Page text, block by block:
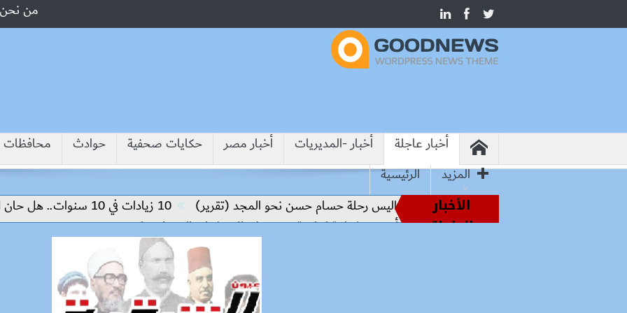
من نحن
أخبار عاجلة أخبار -المديريات أخبار مصر حكايات صحفية حوادث محافظات
المزيد
الرئيسية
الأخبار
العاجلة
الملاعب إلى قيادة الفراعنة.. كواليس رحلة حسام حسن نحو المجد (تقرير) 10 زيادات في 10 سنوات.. هل حان الوقت لرفع دعم البنزين نهائيا؟
الصناعة المصري والبرازيلي يبحثان تأسيس شراكة إنتاجية ترتكز على الاستثمار والتكنولوجيا